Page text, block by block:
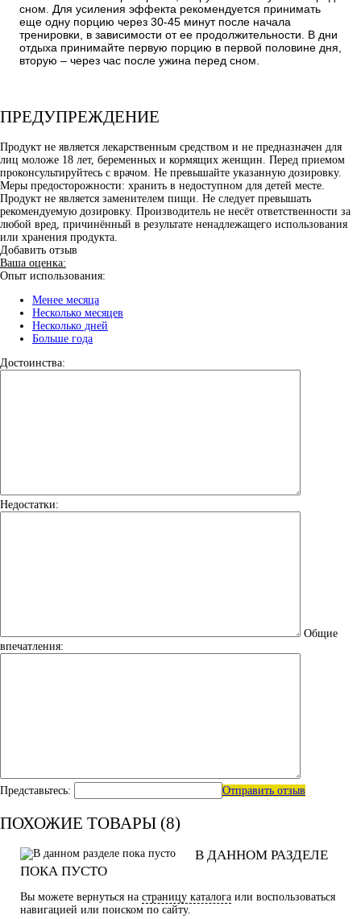
сном. Для усиления эффекта рекомендуется принимать
еще одну порцию через 30-45 минут после начала
тренировки, в зависимости от ее продолжительности. В дни
отдыха принимайте первую порцию в первой половине дня,
вторую – через час после ужина перед сном.
ПРЕДУПРЕЖДЕНИЕ
Продукт не является лекарственным средством и не предназначен для
лиц моложе 18 лет, беременных и кормящих женщин. Перед приемом
проконсультируйтесь с врачом. Не превышайте указанную дозировку.
Меры предосторожности: хранить в недоступном для детей месте.
Продукт не является заменителем пищи. Не следует превышать
рекомендуемую дозировку. Производитель не несёт ответственности за
любой вред, причинённый в результате ненадлежащего использования
или хранения продукта.
Добавить отзыв
Ваша оценка:
Опыт использования:
Менее месяца
Несколько месяцев
Несколько дней
Больше года
Достоинства:
Недостатки:
Общие
впечатления:
Представьтесь: Отправить отзыв
ПОХОЖИЕ ТОВАРЫ (8)
В ДАННОМ РАЗДЕЛЕ
ПОКА ПУСТО
Вы можете вернуться на страницу каталога или воспользоваться
навигацией или поиском по сайту.